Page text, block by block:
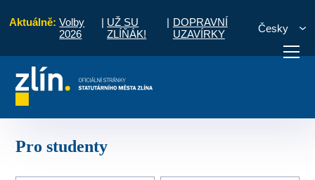
Aktuálně: Volby
2026
| UŽ SU
ZLÍŇÁK!
| DOPRAVNÍ
UZAVÍRKY
Česky
Pro studenty